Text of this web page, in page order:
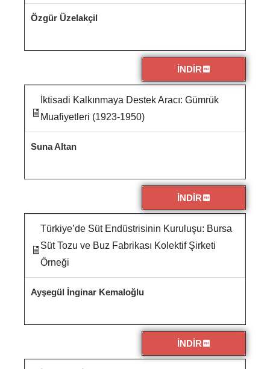
Özgür Üzelakçil
İNDİR
İktisadi Kalkınmaya Destek Aracı: Gümrük
Muafiyetleri (1923-1950)
Suna Altan
İNDİR
Türkiye’de Süt Endüstrisinin Kuruluşu: Bursa
Süt Tozu ve Buz Fabrikası Kolektif Şirketi
Örneği
Ayşegül İnginar Kemaloğlu
İNDİR